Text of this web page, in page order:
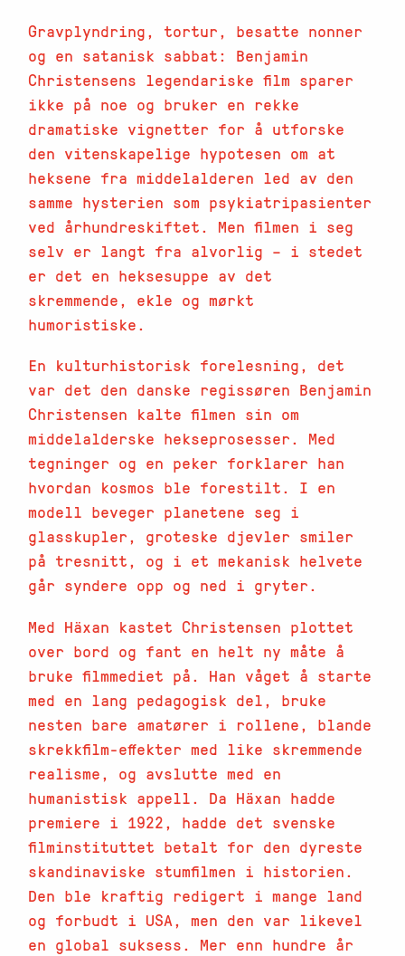
Gravplyndring, tortur, besatte nonner
og en satanisk sabbat: Benjamin
Christensens legendariske film sparer
ikke på noe og bruker en rekke
dramatiske vignetter for å utforske
den vitenskapelige hypotesen om at
heksene fra middelalderen led av den
samme hysterien som psykiatripasienter
ved århundreskiftet. Men filmen i seg
selv er langt fra alvorlig – i stedet
er det en heksesuppe av det
skremmende, ekle og mørkt
humoristiske.
En kulturhistorisk forelesning, det
var det den danske regissøren Benjamin
Christensen kalte filmen sin om
middelalderske hekseprosesser. Med
tegninger og en peker forklarer han
hvordan kosmos ble forestilt. I en
modell beveger planetene seg i
glasskupler, groteske djevler smiler
på tresnitt, og i et mekanisk helvete
går syndere opp og ned i gryter.
Med Häxan kastet Christensen plottet
over bord og fant en helt ny måte å
bruke filmmediet på. Han våget å starte
med en lang pedagogisk del, bruke
nesten bare amatører i rollene, blande
skrekkfilm-effekter med like skremmende
realisme, og avslutte med en
humanistisk appell. Da Häxan hadde
premiere i 1922, hadde det svenske
filminstituttet betalt for den dyreste
skandinaviske stumfilmen i historien.
Den ble kraftig redigert i mange land
og forbudt i USA, men den var likevel
en global suksess. Mer enn hundre år